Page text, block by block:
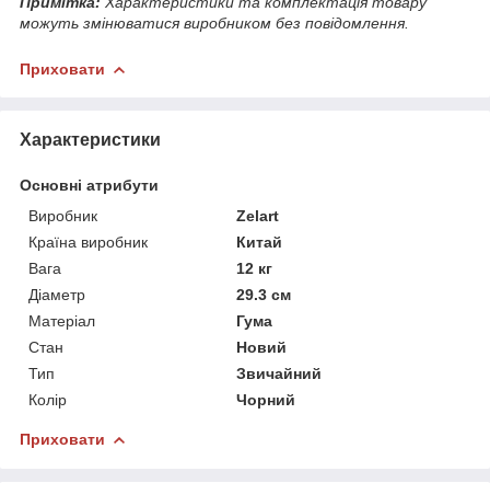
можуть змінюватися виробником без повідомлення.
Приховати
Характеристики
Основні атрибути
Виробник
Zelart
Країна виробник
Китай
Вага
12 кг
Діаметр
29.3 см
Матеріал
Гума
Стан
Новий
Тип
Звичайний
Колір
Чорний
Приховати